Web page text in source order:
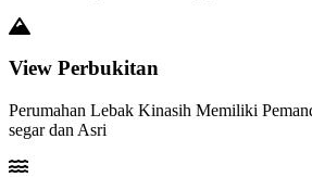
View Perbukitan
Perumahan Lebak Kinasih Memiliki
segar dan Asri